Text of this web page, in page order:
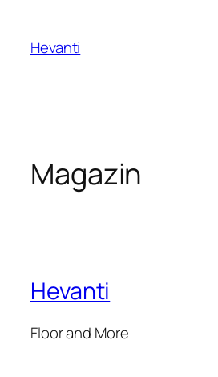
conținut
Hevanti
Magazin
Hevanti
Floor and More